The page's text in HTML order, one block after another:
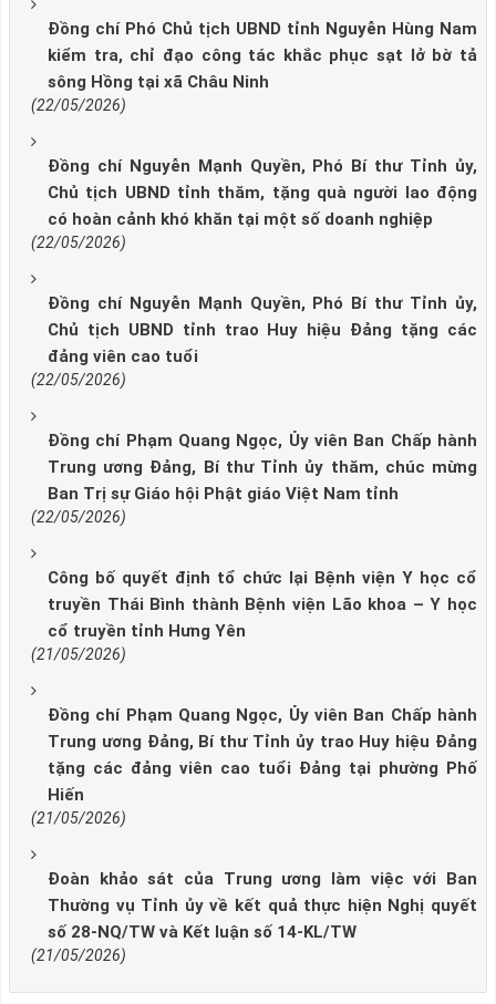
Đồng chí Phó Chủ tịch UBND tỉnh Nguyễn Hùng Nam
kiểm tra, chỉ đạo công tác khắc phục sạt lở bờ tả
sông Hồng tại xã Châu Ninh
(22/05/2026)
Đồng chí Nguyễn Mạnh Quyền, Phó Bí thư Tỉnh ủy,
Chủ tịch UBND tỉnh thăm, tặng quà người lao động
có hoàn cảnh khó khăn tại một số doanh nghiệp
(22/05/2026)
Đồng chí Nguyễn Mạnh Quyền, Phó Bí thư Tỉnh ủy,
Chủ tịch UBND tỉnh trao Huy hiệu Đảng tặng các
đảng viên cao tuổi
(22/05/2026)
Đồng chí Phạm Quang Ngọc, Ủy viên Ban Chấp hành
Trung ương Đảng, Bí thư Tỉnh ủy thăm, chúc mừng
Ban Trị sự Giáo hội Phật giáo Việt Nam tỉnh
(22/05/2026)
Công bố quyết định tổ chức lại Bệnh viện Y học cổ
truyền Thái Bình thành Bệnh viện Lão khoa – Y học
cổ truyền tỉnh Hưng Yên
(21/05/2026)
Đồng chí Phạm Quang Ngọc, Ủy viên Ban Chấp hành
Trung ương Đảng, Bí thư Tỉnh ủy trao Huy hiệu Đảng
tặng các đảng viên cao tuổi Đảng tại phường Phố
Hiến
(21/05/2026)
Đoàn khảo sát của Trung ương làm việc với Ban
Thường vụ Tỉnh ủy về kết quả thực hiện Nghị quyết
số 28-NQ/TW và Kết luận số 14-KL/TW
(21/05/2026)